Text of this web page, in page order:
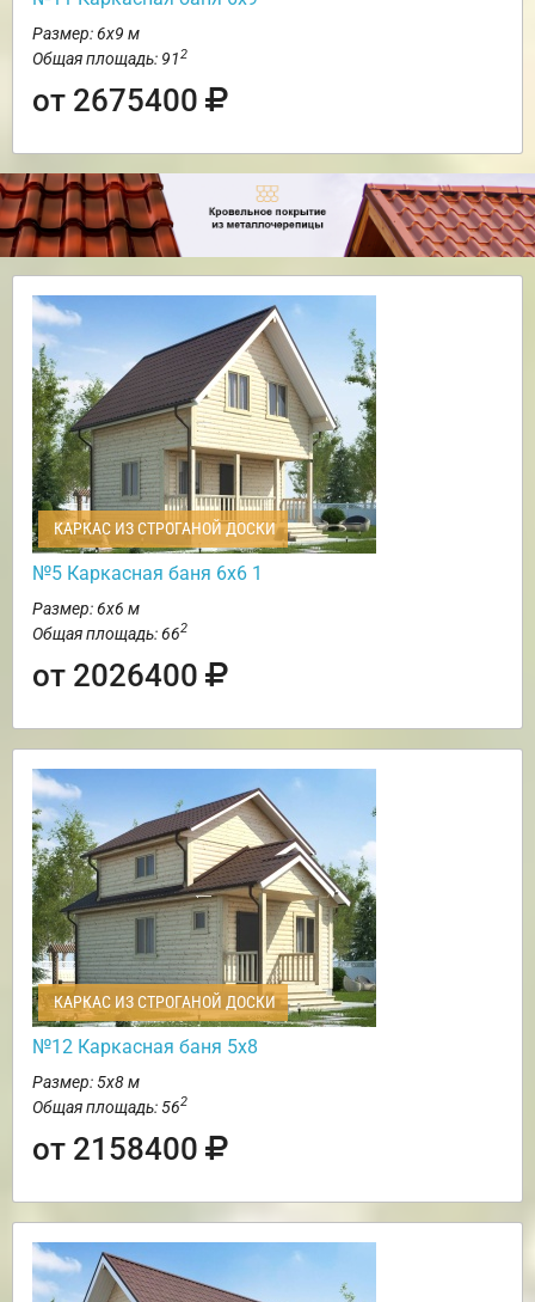
Размер: 6х9 м
Общая площадь: 912
от 2675400
КАРКАС ИЗ СТРОГАНОЙ ДОСКИ
№5 Каркасная баня 6х6 1
Размер: 6х6 м
Общая площадь: 662
от 2026400
КАРКАС ИЗ СТРОГАНОЙ ДОСКИ
№12 Каркасная баня 5х8
Размер: 5х8 м
Общая площадь: 562
от 2158400